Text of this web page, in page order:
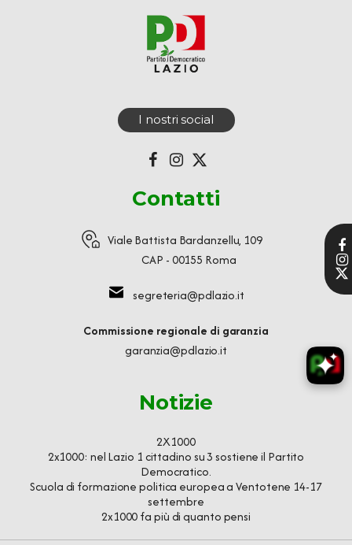
I nostri social
Contatti
Viale Battista Bardanzellu, 109
CAP - 00155 Roma
segreteria@pdlazio.it
Commissione regionale di garanzia
garanzia@pdlazio.it
Notizie
2X1000
2x1000: nel Lazio 1 cittadino su 3 sostiene il Partito
Democratico.
Scuola di formazione politica europea a Ventotene 14-17
settembre
2x1000 fa più di quanto pensi